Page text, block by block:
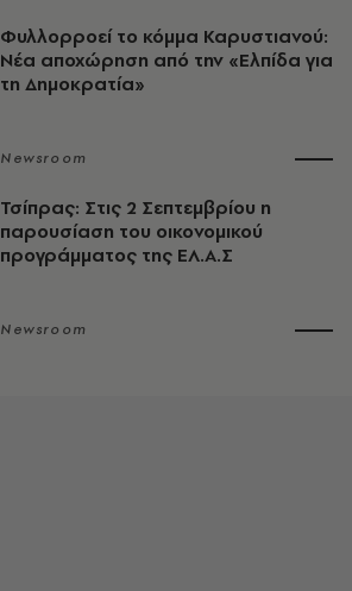
Φυλλορροεί το κόμμα Καρυστιανού:
Νέα αποχώρηση από την «Ελπίδα για
τη Δημοκρατία»
Newsroom
Τσίπρας: Στις 2 Σεπτεμβρίου η
παρουσίαση του οικονομικού
προγράμματος της ΕΛ.Α.Σ
Newsroom